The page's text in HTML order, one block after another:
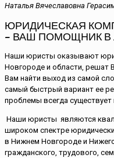
Наталья Вячеславовна
ЮРИДИЧЕСКАЯ
– ВАШ ПОМОЩНИК
Наши юристы оказывают
Новгороде и области, решат
Вам найти выход из самой
самый быстрый вариант ее
проблемы всегда
Наши юристы являются
широком спектре
в Нижнем Новгороде и
гражданского, трудового,